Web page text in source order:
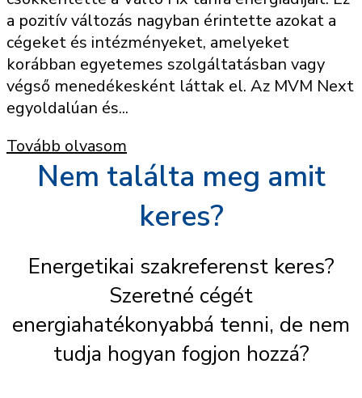
a pozitív változás nagyban érintette azokat a
cégeket és intézményeket, amelyeket
korábban egyetemes szolgáltatásban vagy
végső menedékesként láttak el. Az MVM Next
egyoldalúan és...
Tovább olvasom
Nem találta meg amit
keres?
Energetikai szakreferenst keres?
Szeretné cégét
energiahatékonyabbá tenni, de nem
tudja hogyan fogjon hozzá?